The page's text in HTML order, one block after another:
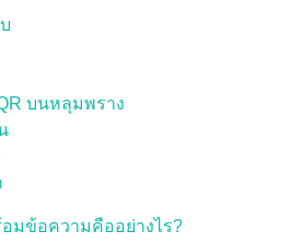
บนหลุมพราง
มข้อความคืออย่างไร?